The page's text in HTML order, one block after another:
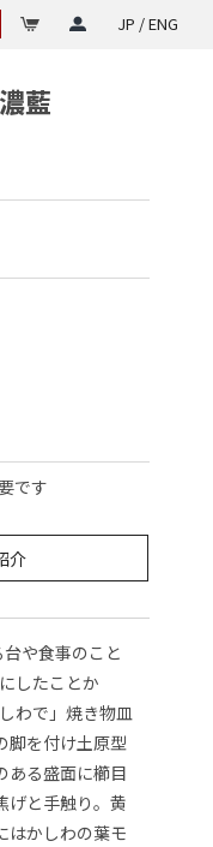
JP / ENG
藍
です
介
や食事のこと
したことか
わで」焼き物皿
脚を付け土原型
ある盛面に櫛目
げと手触り。黄
はかしわの葉モ